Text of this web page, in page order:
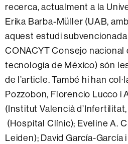
recerca, actualment a la
Erika Barba-Müller (UAB,
aquest estudi
CONACYT Consejo nacional
tecnología de México) són
de l’article. També hi han
Pozzobon, Florencio Lucco i
(Institut Valencià
(Hospital Clínic); Eveline A.
Leiden); David García-García